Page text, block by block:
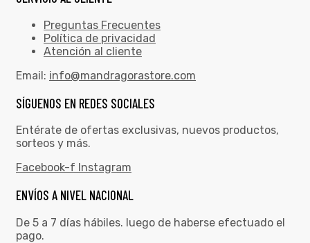
Preguntas Frecuentes
Política de privacidad
Atención al cliente
Email: info@mandragorastore.com
SÍGUENOS EN REDES SOCIALES
Entérate de ofertas exclusivas, nuevos productos,
sorteos y más.
Facebook-f Instagram
ENVÍOS A NIVEL NACIONAL
De 5 a 7 días hábiles. luego de haberse efectuado el
pago.